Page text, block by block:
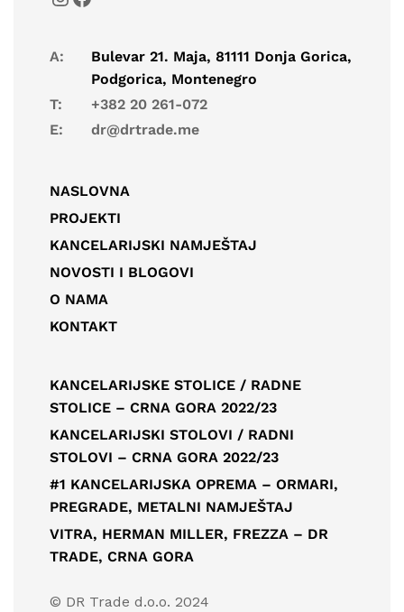
A:
Bulevar 21. Maja, 81111 Donja Gorica,
Podgorica, Montenegro
T:
+382 20 261-072
E:
dr@drtrade.me
NASLOVNA
PROJEKTI
KANCELARIJSKI NAMJEŠTAJ
NOVOSTI I BLOGOVI
O NAMA
KONTAKT
KANCELARIJSKE STOLICE / RADNE
STOLICE – CRNA GORA 2022/23
KANCELARIJSKI STOLOVI / RADNI
STOLOVI – CRNA GORA 2022/23
#1 KANCELARIJSKA OPREMA – ORMARI,
PREGRADE, METALNI NAMJEŠTAJ
VITRA, HERMAN MILLER, FREZZA – DR
TRADE, CRNA GORA
© DR Trade d.o.o. 2024